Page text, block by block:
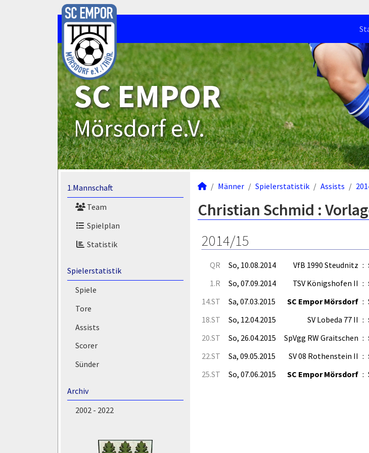
SC EMPOR
Mörsdorf e.V.
1.Mannschaft
Team
Spielplan
Statistik
Spielerstatistik
Spiele
Tore
Assists
Scorer
Sünder
Archiv
2002 - 2022
Männer Spielerstatistik Assists
Christian Schmid :
2014/15
QR So, 10.08.2014 VfB 1990 Steudnitz :
1.R So, 07.09.2014 TSV Königshofen II :
14.ST Sa, 07.03.2015 SC Empor Mörsdorf :
18.ST So, 12.04.2015 SV Lobeda 77 II :
20.ST So, 26.04.2015 SpVgg RW Graitschen :
22.ST Sa, 09.05.2015 SV 08 Rothenstein II :
25.ST So, 07.06.2015 SC Empor Mörsdorf :